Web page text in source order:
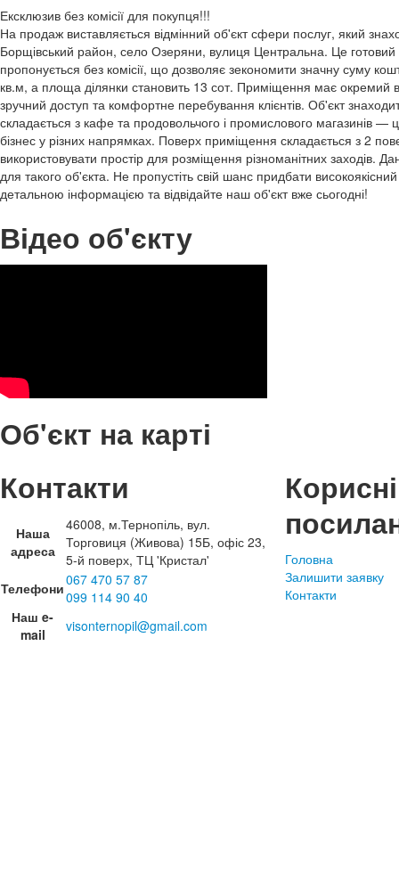
Ексклюзив без комісії для покупця!!!
На продаж виставляється відмінний об'єкт сфери послуг, який
Борщівський район, село Озеряни, вулиця Центральна. Це готовий
пропонується без комісії, що дозволяє зекономити значну суму
кв.м, а площа ділянки становить 13 сот. Приміщення має окремий
зручний доступ та комфортне перебування клієнтів. Об'єкт
складається з кафе та продовольчого і промислового магазинів —
бізнес у різних напрямках. Поверх приміщення складається з 2
використовувати простір для розміщення різноманітних заходів.
для такого об'єкта. Не пропустіть свій шанс придбати
детальною інформацією та відвідайте наш об'єкт вже сьогодні!
Відео об'єкту
Об'єкт на карті
Контакти
Наша
адреса
46008, м.Тернопіль, вул.
Торговиця (Живова) 15Б, офіс 23,
5-й поверх, ТЦ 'Кристал'
Телефони067 470 57 87
099 114 90 40
Наш e-
mail
visonternopil@gmail.com
Корисні
Головна
Залишити заявку
Контакти